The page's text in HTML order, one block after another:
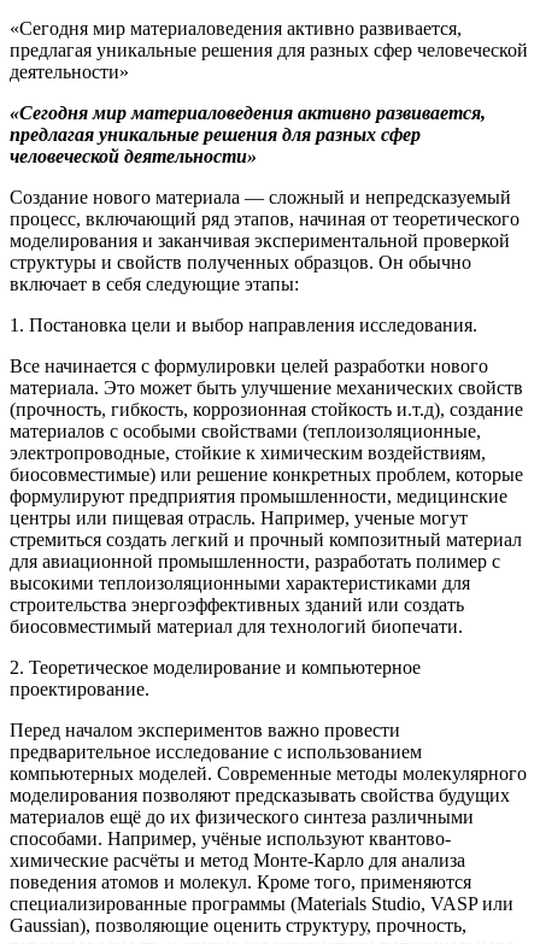
«Сегодня мир материаловедения активно развивается,
предлагая уникальные решения для разных сфер человеческой
деятельности»
«Сегодня мир материаловедения активно развивается,
предлагая уникальные решения для разных сфер
человеческой деятельности»
Создание нового материала — сложный и непредсказуемый
процесс, включающий ряд этапов, начиная от теоретического
моделирования и заканчивая экспериментальной проверкой
структуры и свойств полученных образцов. Он обычно
включает в себя следующие этапы:
1. Постановка цели и выбор направления исследования.
Все начинается с формулировки целей разработки нового
материала. Это может быть улучшение механических свойств
(прочность, гибкость, коррозионная стойкость и.т.д), создание
материалов с особыми свойствами (теплоизоляционные,
электропроводные, стойкие к химическим воздействиям,
биосовместимые) или решение конкретных проблем, которые
формулируют предприятия промышленности, медицинские
центры или пищевая отрасль. Например, ученые могут
стремиться создать легкий и прочный композитный материал
для авиационной промышленности, разработать полимер с
высокими теплоизоляционными характеристиками для
строительства энергоэффективных зданий или создать
биосовместимый материал для технологий биопечати.
2. Теоретическое моделирование и компьютерное
проектирование.
Перед началом экспериментов важно провести
предварительное исследование с использованием
компьютерных моделей. Современные методы молекулярного
моделирования позволяют предсказывать свойства будущих
материалов ещё до их физического синтеза различными
способами. Например, учёные используют квантово-
химические расчёты и метод Монте-Карло для анализа
поведения атомов и молекул. Кроме того, применяются
специализированные программы (Materials Studio, VASP или
Gaussian), позволяющие оценить структуру, прочность,